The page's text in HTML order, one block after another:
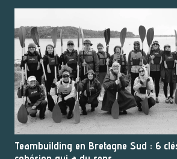
Teambuilding en Bretagne Sud : 6